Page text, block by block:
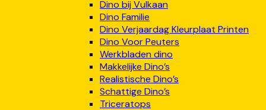
Dino bij Vulkaan
Dino Familie
Dino Verjaardag Kleurplaat Printen
Dino Voor Peuters
Werkbladen dino
Makkelijke Dino’s
Realistische Dino’s
Schattige Dino’s
Triceratops